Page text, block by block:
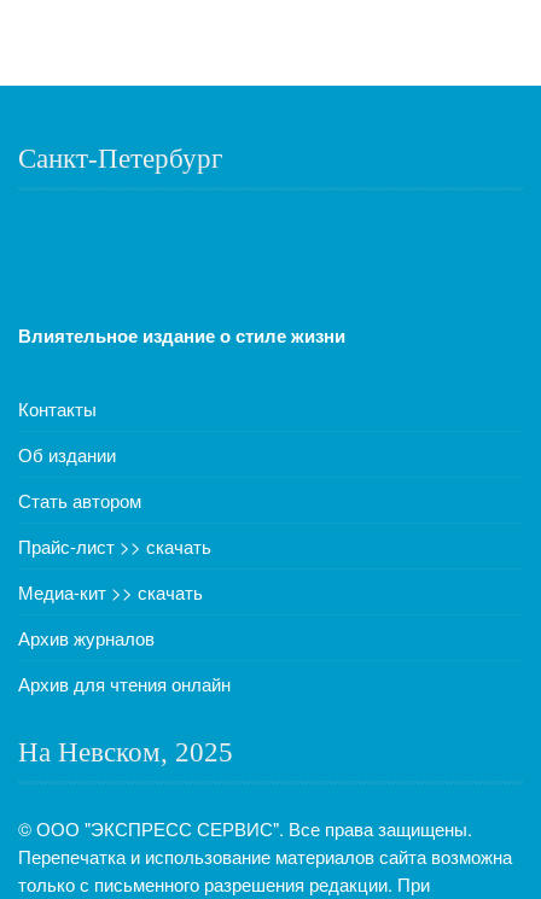
Санкт-Петербург
Влиятельное издание о стиле жизни
Контакты
Об издании
Стать автором
Прайс-лист >> скачать
Медиа-кит >> скачать
Архив журналов
Архив для чтения онлайн
На Невском, 2025
© ООО "ЭКСПРЕСС СЕРВИС". Все права защищены.
Перепечатка и использование материалов сайта возможна
только с письменного разрешения редакции. При